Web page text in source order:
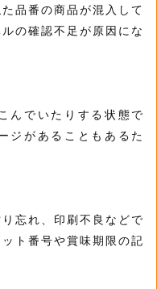
品番の商品が混入して
の確認不足が原因にな
んでいたりする状態で
ジがあることもあるた
忘れ、印刷不良などで
ト番号や賞味期限の記